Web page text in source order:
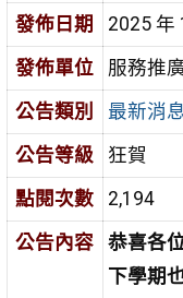
發佈日期
2025 年
發佈單位
服務推
公告類別
最新消
公告等級
狂賀
點閱次數
2,194
公告內容
恭喜各
下學期